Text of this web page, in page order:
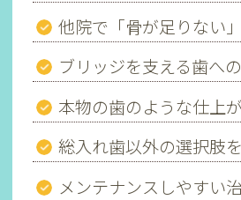
他院で「骨が足りない
ブリッジを支える歯へ
本物の歯のような仕上
総入れ歯以外の選択肢
メンテナンスしやすい